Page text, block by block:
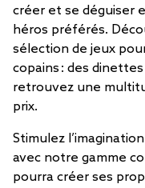
créer et se déguiser
héros préférés.
sélection de jeux
copains : des
retrouvez une
prix.
Stimulez
avec notre gamme
pourra créer ses